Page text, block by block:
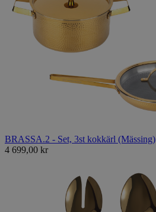
BRASSA.2 - Set, 3st kokkärl (Mässing)
4 699,00 kr